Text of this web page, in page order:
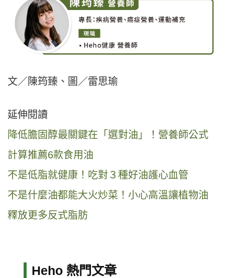
文／陳筠臻、圖／雷思瑜
延伸閱讀
降低膽固醇最關鍵在「選對油」！營養師公式
計算推薦6款食用油
不是低脂就健康！吃對３種好油護心血管
不是什麼油都能大火炒菜！小心高溫讓植物油
釋放更多反式脂肪
Heho 熱門文章